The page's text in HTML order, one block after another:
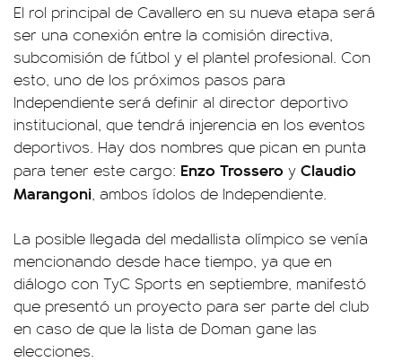
El rol principal de Cavallero en su nueva etapa será
ser una conexión entre la comisión directiva,
subcomisión de fútbol y el plantel profesional. Con
esto, uno de los próximos pasos para
Independiente será definir al director deportivo
institucional, que tendrá injerencia en los eventos
deportivos. Hay dos nombres que pican en punta
para tener este cargo: Enzo Trossero y Claudio
Marangoni, ambos ídolos de Independiente.
La posible llegada del medallista olímpico se venía
mencionando desde hace tiempo, ya que en
diálogo con TyC Sports en septiembre, manifestó
que presentó un proyecto para ser parte del club
en caso de que la lista de Doman gane las
elecciones.